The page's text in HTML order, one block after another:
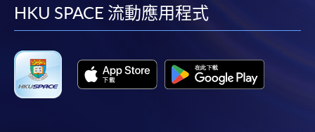
facebook
youtube
linkedin
HKU SPACE 流動應用程式